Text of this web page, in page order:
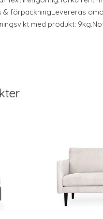
& förpackningLevereras
med produkt: